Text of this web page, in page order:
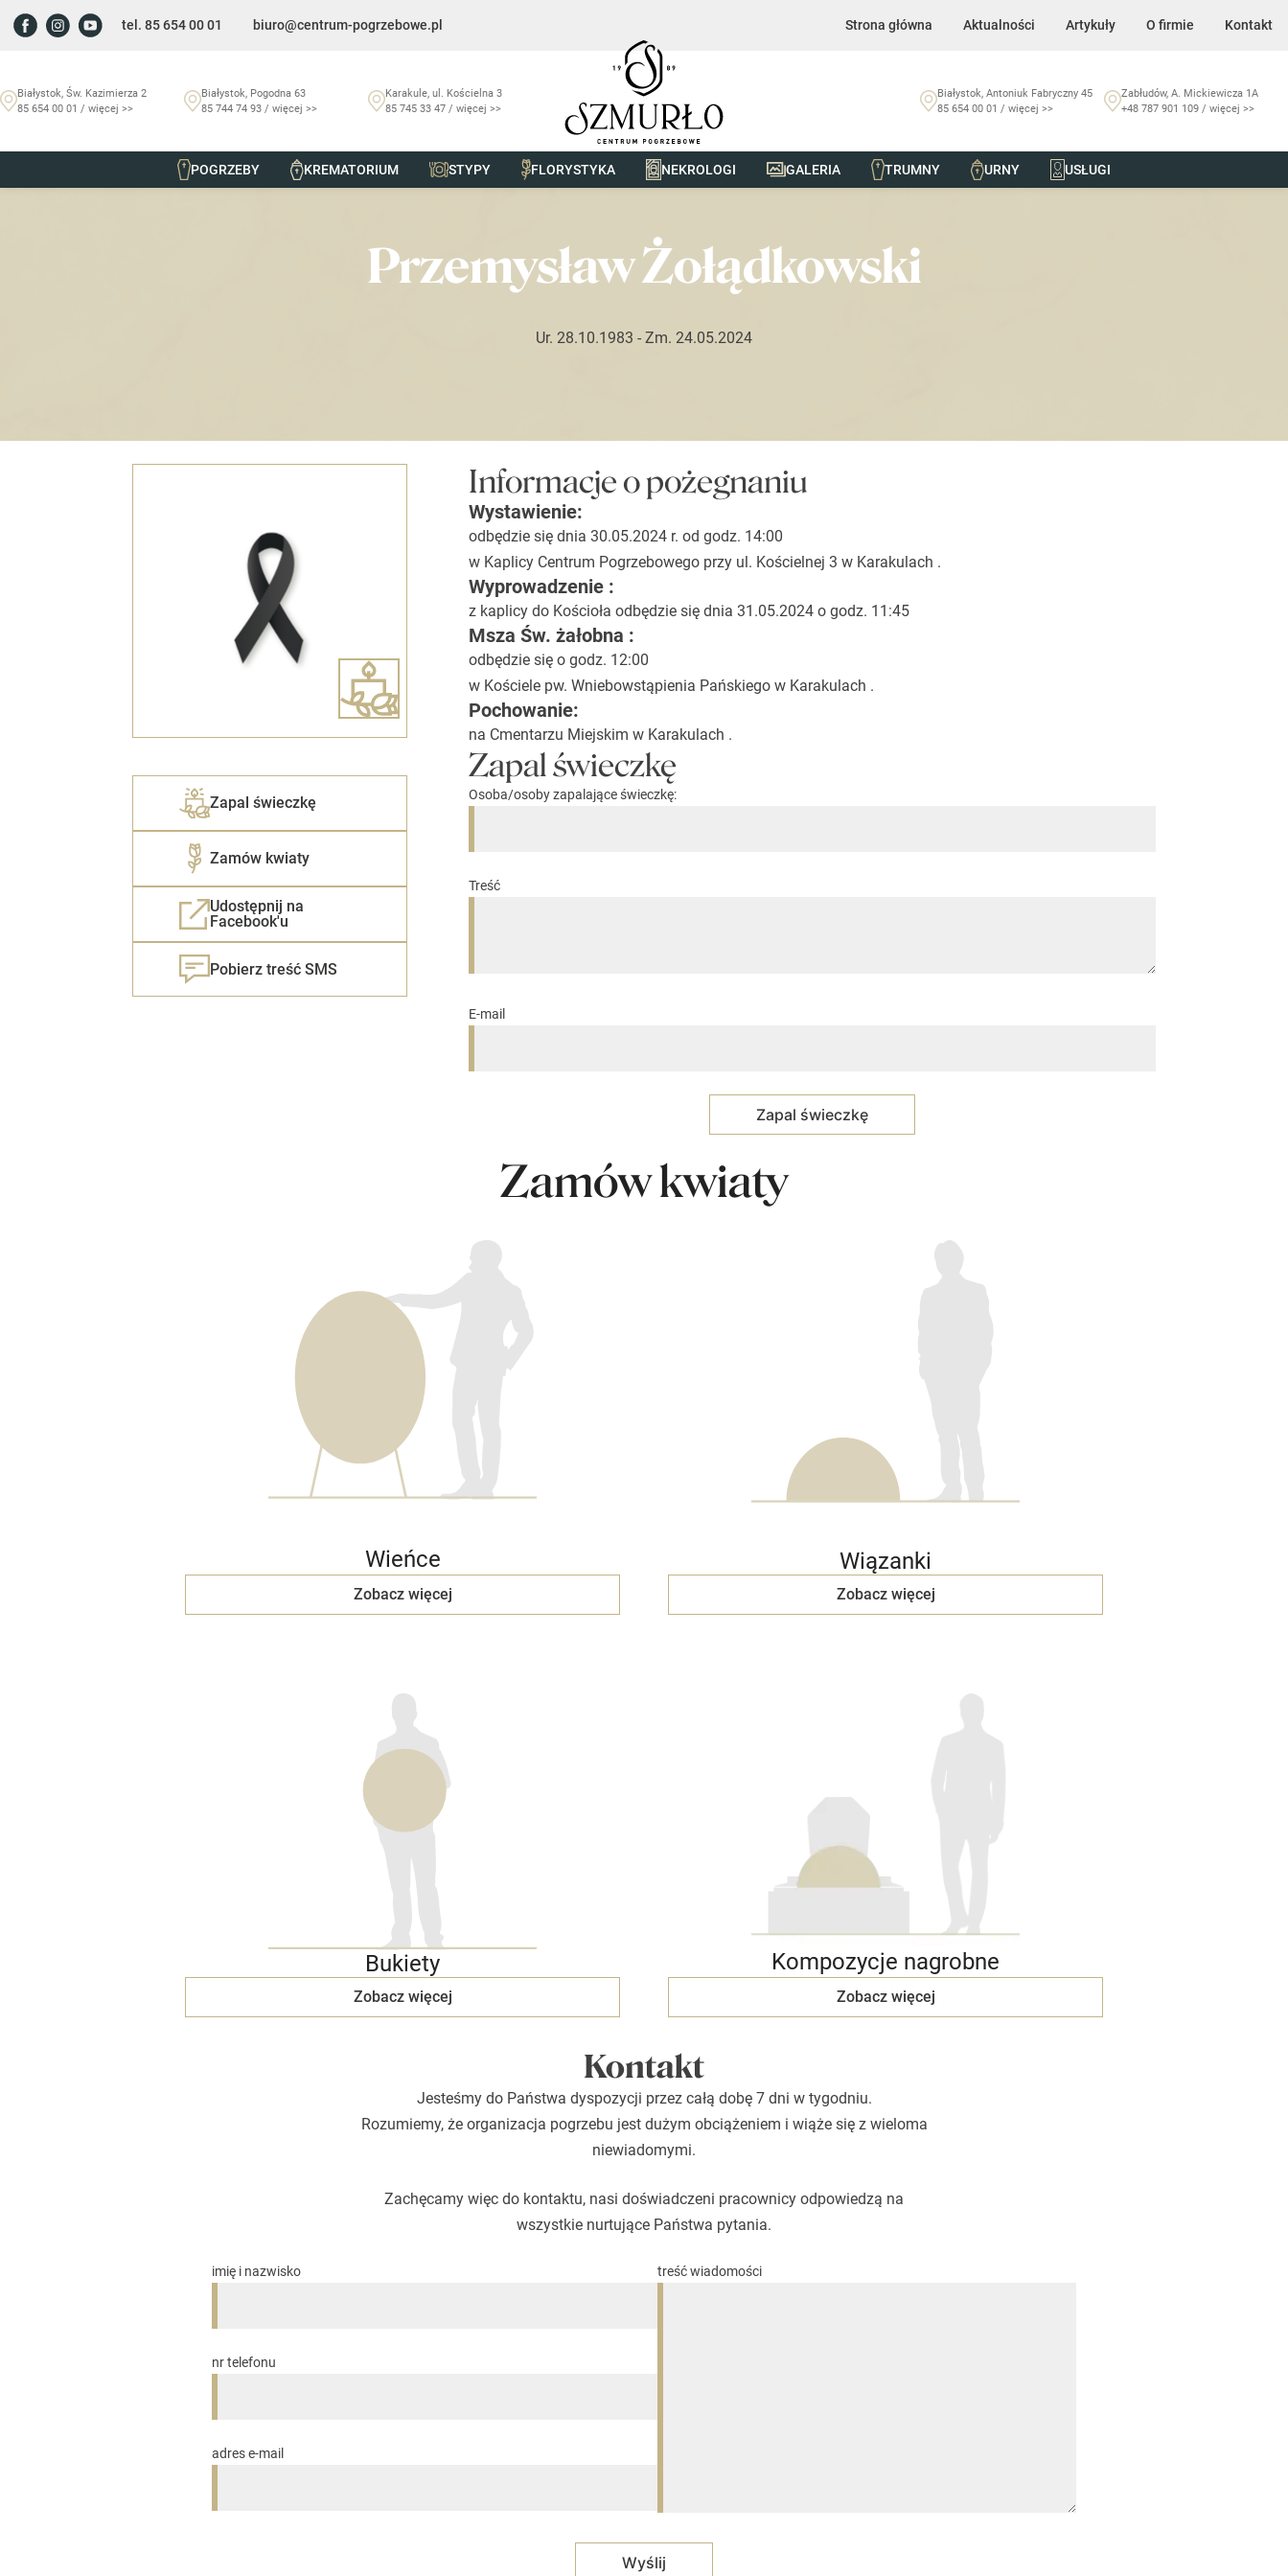
tel. 85 654 00 01 biuro@centrum-pogrzebowe.pl Strona główna Aktualności Artykuły O firmie Kontakt
Białystok, Św. Kazimierza 2
85 654 00 01 / więcej >>
Białystok, Pogodna 63
85 744 74 93 / więcej >>
Karakule, ul. Kościelna 3
85 745 33 47 / więcej >>
Białystok, Antoniuk Fabryczny 45
85 654 00 01 / więcej >>
Zabłudów, A. Mickiewicza 1A
+48 787 901 109 / więcej >>
POGRZEBY KREMATORIUM STYPY FLORYSTYKA NEKROLOGI GALERIA TRUMNY URNY USŁUGI
Szmurło Centrum Pogrzebowe /Nekrologi Przemysław Żołądkowski
Przemysław Żołądkowski
Ur. 28.10.1983 - Zm. 24.05.2024
Zapal świeczkę
Zamów kwiaty
Udostępnij na
Facebook'u
Pobierz treść SMS
Informacje o pożegnaniu
Wystawienie:
odbędzie się dnia 30.05.2024 r. od godz. 14:00
w Kaplicy Centrum Pogrzebowego przy ul. Kościelnej 3 w Karakulach .
Wyprowadzenie :
z kaplicy do Kościoła odbędzie się dnia 31.05.2024 o godz. 11:45
Msza Św. żałobna :
odbędzie się o godz. 12:00
w Kościele pw. Wniebowstąpienia Pańskiego w Karakulach .
Pochowanie:
na Cmentarzu Miejskim w Karakulach .
Zapal świeczkę
Osoba/osoby zapalające świeczkę:
Treść
E-mail
Zamów kwiaty
Wieńce
Zobacz więcej
Wiązanki
Zobacz więcej
Bukiety
Zobacz więcej
Kompozycje nagrobne
Zobacz więcej
Kontakt
Jesteśmy do Państwa dyspozycji przez całą dobę 7 dni w tygodniu.
Rozumiemy, że organizacja pogrzebu jest dużym obciążeniem i wiąże się z wieloma
niewiadomymi.
Zachęcamy więc do kontaktu, nasi doświadczeni pracownicy odpowiedzą na
wszystkie nurtujące Państwa pytania.
imię i nazwisko
nr telefonu
adres e-mail
treść wiadomości